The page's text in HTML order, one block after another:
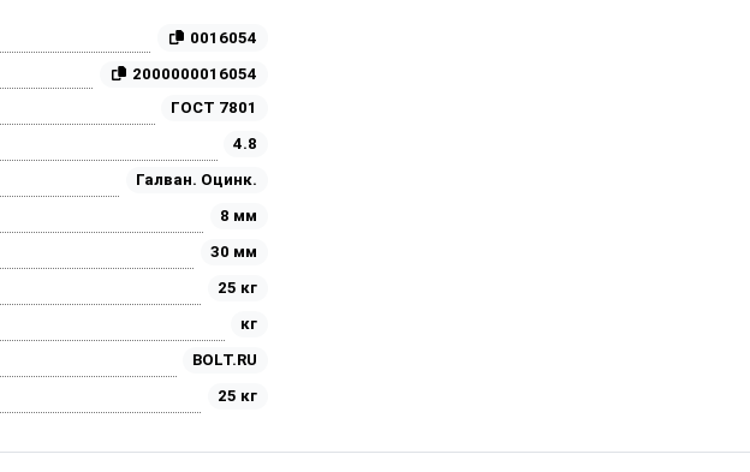
0016054
2000000016054
ГОСТ 7801
4.8
Галван. Оцинк.
8 мм
30 мм
25 кг
кг
BOLT.RU
25 кг